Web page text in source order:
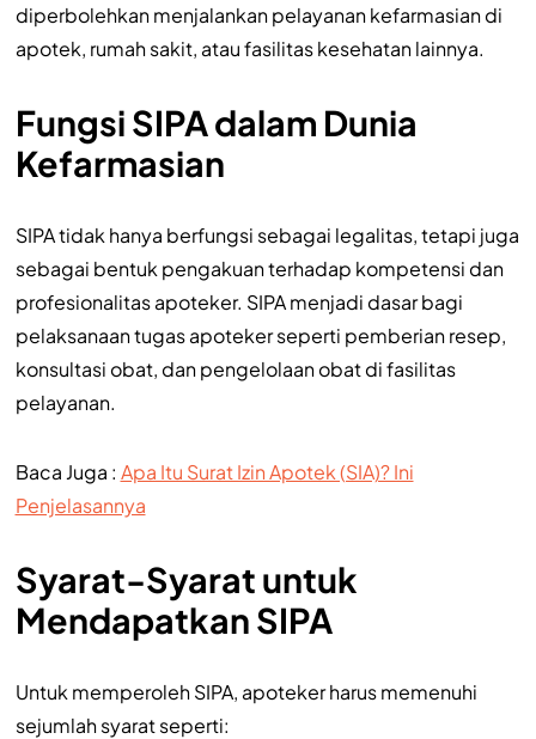
diperbolehkan menjalankan pelayanan kefarmasian di
apotek, rumah sakit, atau fasilitas kesehatan lainnya.
Fungsi SIPA dalam Dunia
Kefarmasian
SIPA tidak hanya berfungsi sebagai legalitas, tetapi juga
sebagai bentuk pengakuan terhadap kompetensi dan
profesionalitas apoteker. SIPA menjadi dasar bagi
pelaksanaan tugas apoteker seperti pemberian resep,
konsultasi obat, dan pengelolaan obat di fasilitas
pelayanan.
Baca Juga : Apa Itu Surat Izin Apotek (SIA)? Ini
Penjelasannya
Syarat-Syarat untuk
Mendapatkan SIPA
Untuk memperoleh SIPA, apoteker harus memenuhi
sejumlah syarat seperti: